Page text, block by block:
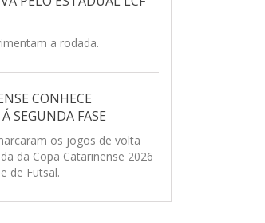
a rodada.
CONHECE
SEGUNDA FASE
os jogos de volta
da Copa Catarinense 2026
de Futsal.